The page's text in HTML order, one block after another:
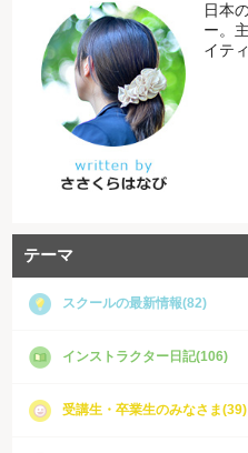
日本
ー。
イテ
テーマ
スクールの最新情報(82)
インストラクター日記(106)
受講生・卒業生のみなさま(39)